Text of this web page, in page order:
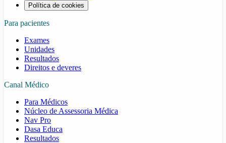
Política de cookies
Para pacientes
Exames
Unidades
Resultados
Direitos e deveres
Canal Médico
Para Médicos
Núcleo de Assessoria Médica
Nav Pro
Dasa Educa
Resultados